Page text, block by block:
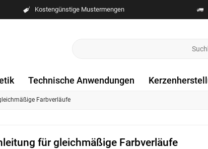
Kostengünstige Mustermengen
Technische Anwendungen
Farbverläufe
für gleichmäßige Farbverläufe